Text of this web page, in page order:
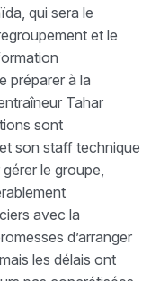
qui sera le
et le
préparer à la
Tahar
sont
son staff technique
le groupe,
avec la
d’arranger
les délais ont